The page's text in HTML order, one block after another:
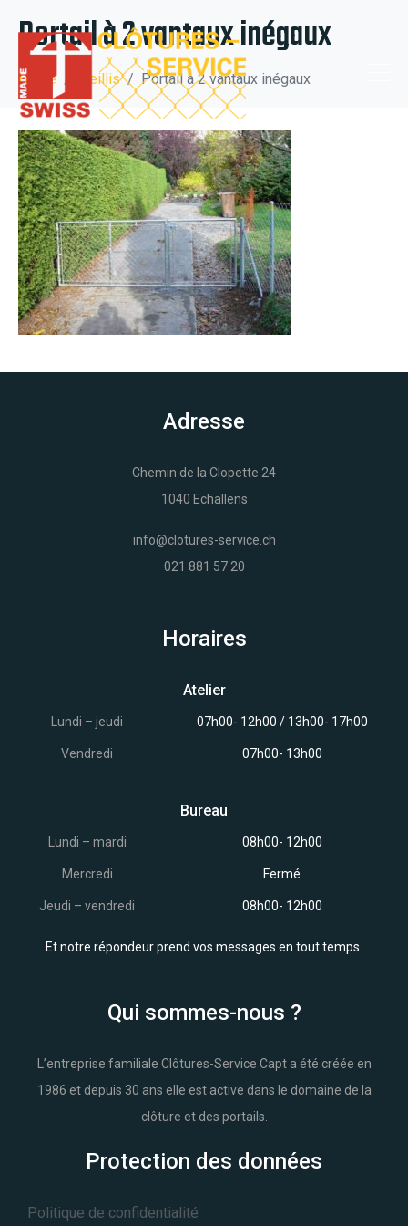
Portail à 2 vantaux inégaux
Home Treillis Portail à 2 vantaux inégaux
Adresse
Chemin de la Clopette 24
1040 Echallens
info@clotures-service.ch
021 881 57 20
Horaires
Atelier
Lundi – jeudi
Vendredi
07h00- 12h00 / 13h00- 17h00
07h00- 13h00
Bureau
Lundi – mardi
Mercredi
Jeudi – vendredi
08h00- 12h00
Fermé
08h00- 12h00
Et notre répondeur prend vos messages en tout temps.
Qui sommes-nous ?
L’entreprise familiale Clôtures-Service Capt a été créée en
1986 et depuis 30 ans elle est active dans le domaine de la
clôture et des portails.
Protection des données
Politique de confidentialité